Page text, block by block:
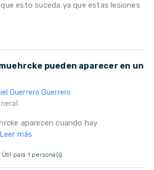
esto suceda ya que estas lesiones
pueden aparecer en un
Guerrero Guerrero
aparecen cuando hay
Leer más
Útil para 1 persona(s)